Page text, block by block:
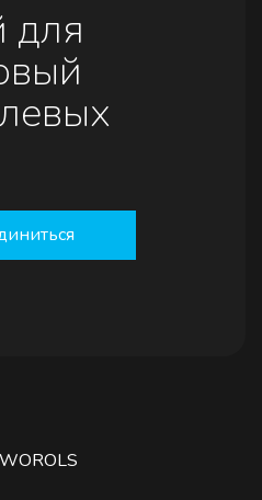
для
WOROLS